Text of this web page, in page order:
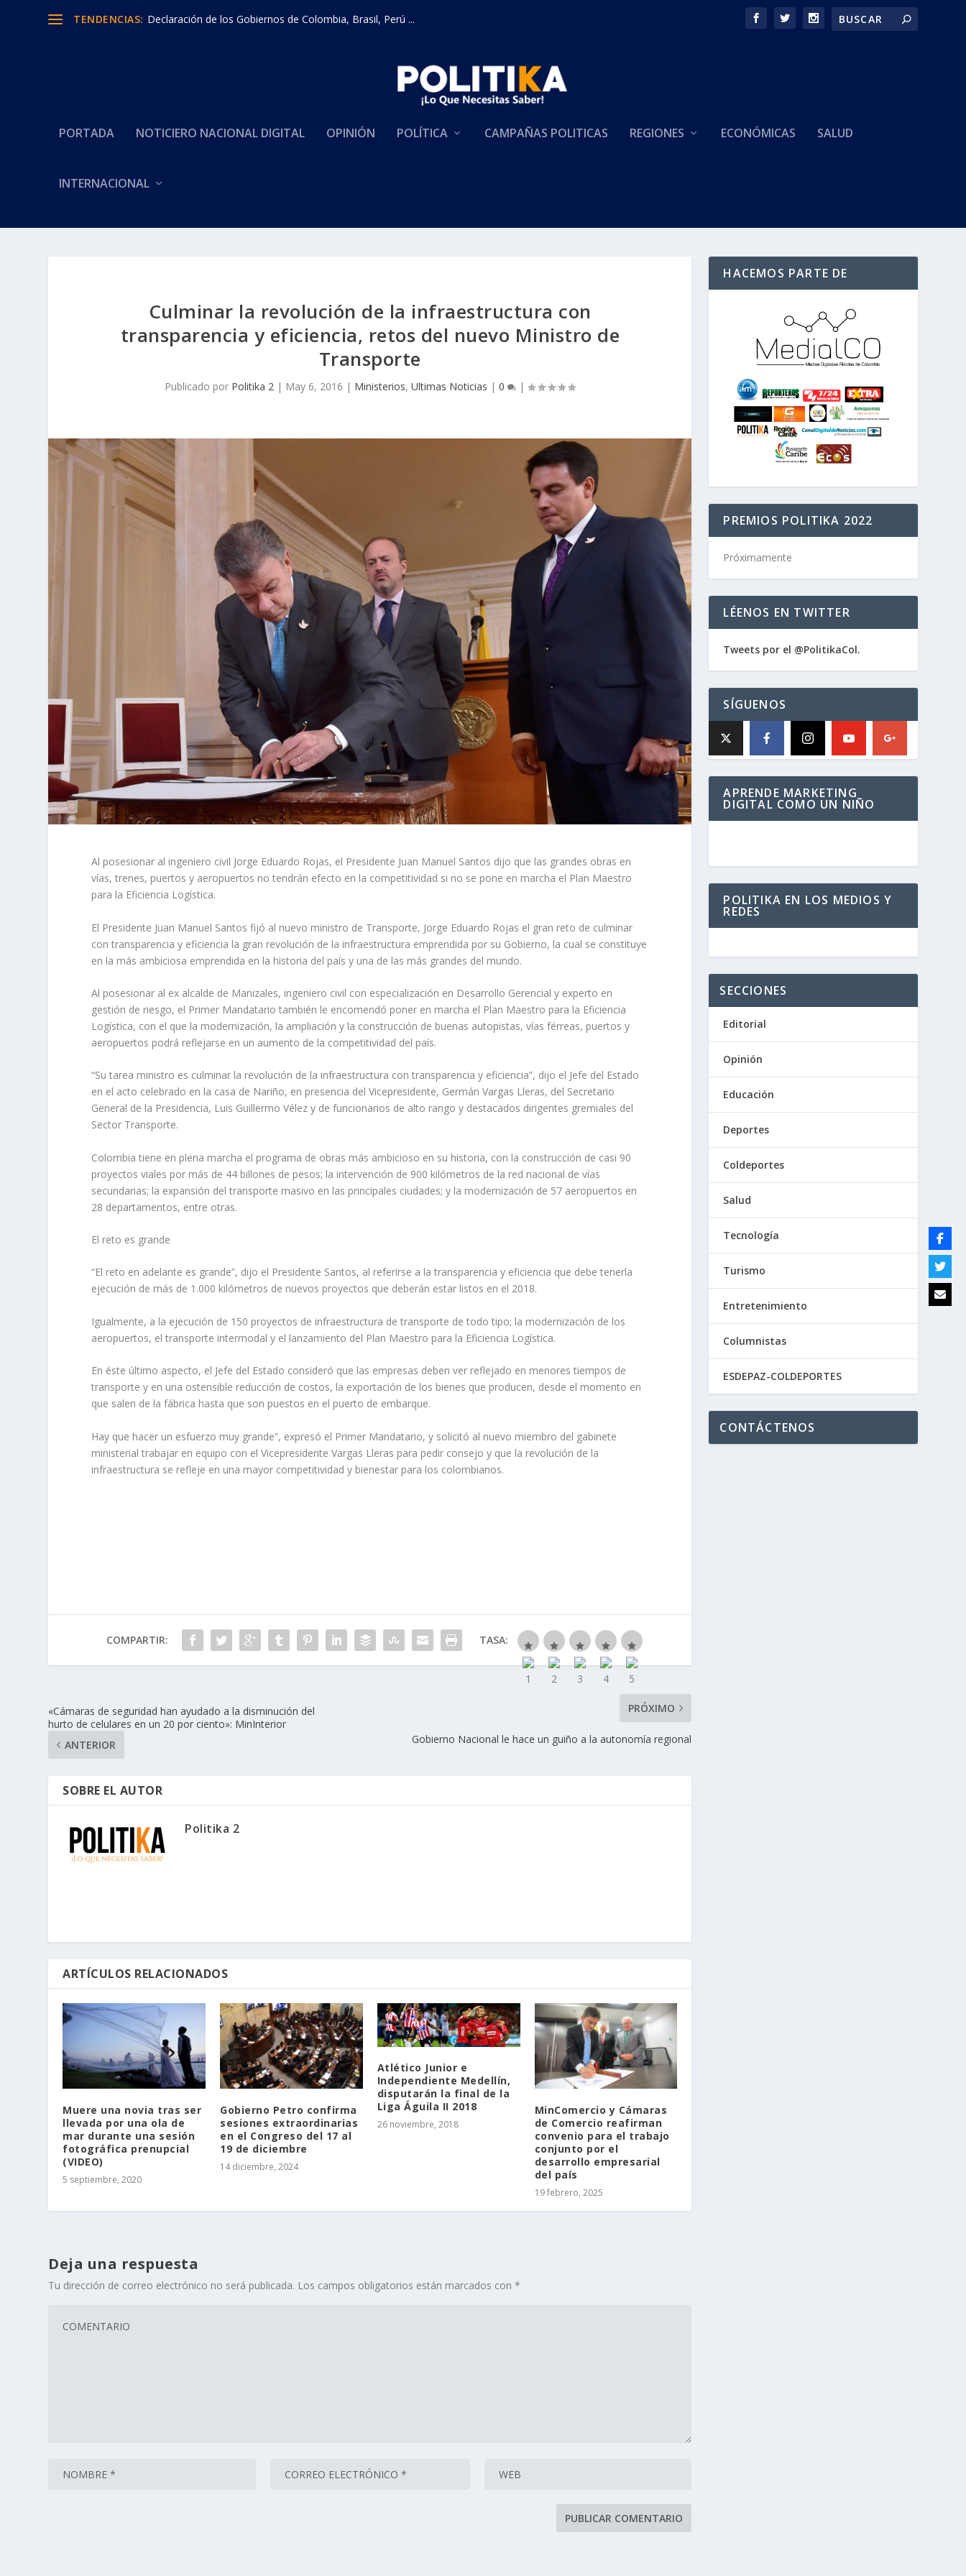
TENDENCIAS: Declaración de los Gobiernos de Colombia, Brasil, Perú ...
PORTADA NOTICIERO NACIONAL DIGITAL OPINIÓN POLÍTICA CAMPAÑAS POLITICAS REGIONES ECONÓMICAS SALUD
INTERNACIONAL
Culminar la revolución de la infraestructura con
transparencia y eficiencia, retos del nuevo Ministro de
Transporte
Publicado por Politika 2 | May 6, 2016 | Ministerios,Ultimas Noticias |0 |
Al posesionar al ingeniero civil Jorge Eduardo Rojas, el Presidente Juan Manuel Santos dijo que las grandes obras en
vías, trenes, puertos y aeropuertos no tendrán efecto en la competitividad si no se pone en marcha el Plan Maestro
para la Eficiencia Logística.
El Presidente Juan Manuel Santos fijó al nuevo ministro de Transporte, Jorge Eduardo Rojas el gran reto de culminar
con transparencia y eficiencia la gran revolución de la infraestructura emprendida por su Gobierno, la cual se constituye
en la más ambiciosa emprendida en la historia del país y una de las más grandes del mundo.
Al posesionar al ex alcalde de Manizales, ingeniero civil con especialización en Desarrollo Gerencial y experto en
gestión de riesgo, el Primer Mandatario también le encomendó poner en marcha el Plan Maestro para la Eficiencia
Logística, con el que la modernización, la ampliación y la construcción de buenas autopistas, vías férreas, puertos y
aeropuertos podrá reflejarse en un aumento de la competitividad del país.
“Su tarea ministro es culminar la revolución de la infraestructura con transparencia y eficiencia”, dijo el Jefe del Estado
en el acto celebrado en la casa de Nariño, en presencia del Vicepresidente, Germán Vargas Lleras, del Secretario
General de la Presidencia, Luis Guillermo Vélez y de funcionarios de alto rango y destacados dirigentes gremiales del
Sector Transporte.
Colombia tiene en plena marcha el programa de obras más ambicioso en su historia, con la construcción de casi 90
proyectos viales por más de 44 billones de pesos; la intervención de 900 kilómetros de la red nacional de vías
secundarias; la expansión del transporte masivo en las principales ciudades; y la modernización de 57 aeropuertos en
28 departamentos, entre otras.
El reto es grande
“El reto en adelante es grande”, dijo el Presidente Santos, al referirse a la transparencia y eficiencia que debe tenerla
ejecución de más de 1.000 kilómetros de nuevos proyectos que deberán estar listos en el 2018.
Igualmente, a la ejecución de 150 proyectos de infraestructura de transporte de todo tipo; la modernización de los
aeropuertos, el transporte intermodal y el lanzamiento del Plan Maestro para la Eficiencia Logística.
En éste último aspecto, el Jefe del Estado consideró que las empresas deben ver reflejado en menores tiempos de
transporte y en una ostensible reducción de costos, la exportación de los bienes que producen, desde el momento en
que salen de la fábrica hasta que son puestos en el puerto de embarque.
Hay que hacer un esfuerzo muy grande”, expresó el Primer Mandatario, y solicitó al nuevo miembro del gabinete
ministerial trabajar en equipo con el Vicepresidente Vargas Lleras para pedir consejo y que la revolución de la
infraestructura se refleje en una mayor competitividad y bienestar para los colombianos.
COMPARTIR: TASA:
«Cámaras de seguridad han ayudado a la disminución del
hurto de celulares en un 20 por ciento»: MinInterior
ANTERIOR
PRÓXIMO
Gobierno Nacional le hace un guiño a la autonomía regional
SOBRE EL AUTOR
Politika 2
ARTÍCULOS RELACIONADOS
Muere una novia tras ser
llevada por una ola de
mar durante una sesión
fotográfica prenupcial
(VIDEO)
5 septiembre, 2020
Gobierno Petro confirma
sesiones extraordinarias
en el Congreso del 17 al
19 de diciembre
14 diciembre, 2024
Atlético Junior e
Independiente Medellín,
disputarán la final de la
Liga Águila II 2018
26 noviembre, 2018
MinComercio y Cámaras
de Comercio reafirman
convenio para el trabajo
conjunto por el
desarrollo empresarial
del país
19 febrero, 2025
Deja una respuesta
Tu dirección de correo electrónico no será publicada. Los campos obligatorios están marcados con*
HACEMOS PARTE DE
PREMIOS POLITIKA 2022
Próximamente
LÉENOS EN TWITTER
Tweets por el @PolitikaCol.
SÍGUENOS
APRENDE MARKETING
DIGITAL COMO UN NIÑO
POLITIKA EN LOS MEDIOS Y
REDES
SECCIONES
Editorial
Opinión
Educación
Deportes
Coldeportes
Salud
Tecnología
Turismo
Entretenimiento
Columnistas
ESDEPAZ-COLDEPORTES
CONTÁCTENOS